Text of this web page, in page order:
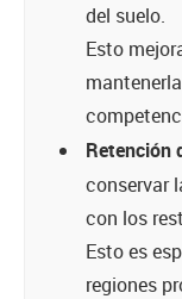
del suelo.
Esto
Retención
conservar
con los
Esto es
regiones